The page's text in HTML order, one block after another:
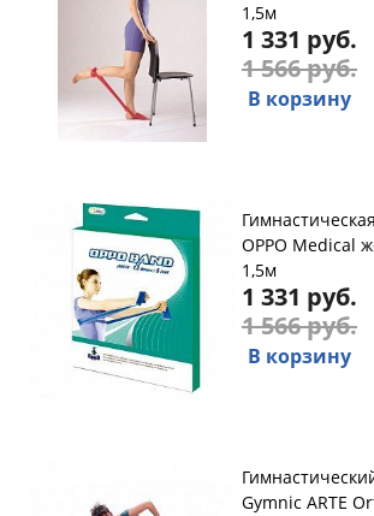
1,5м
1 331 руб.
1 566 руб.
В корзину
OPPO Medical
1,5м
1 331 руб.
1 566 руб.
В корзину
Gymnic ARTE